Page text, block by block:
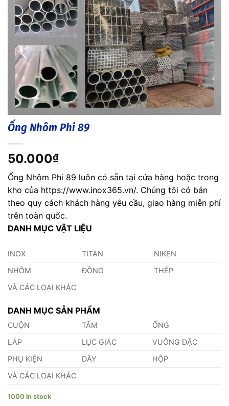
Ống Nhôm Phi 89
50.000₫
Ống Nhôm Phi 89 luôn có sẵn tại cửa hàng hoặc trong
kho của https://www.inox365.vn/. Chúng tôi có bán
theo quy cách khách hàng yêu cầu, giao hàng miễn phí
trên toàn quốc.
DANH MỤC VẬT LIỆU
INOX TITAN
NIKEN
NHÔM
ĐỒNG
THÉP
VÀ CÁC LOẠI KHÁC
DANH MỤC SẢN PHẨM
CUỘN TẤM
ỐNG
LÁP
LỤC GIÁC
VUÔNG ĐẶC
PHỤ KIỆN
DÂY
HỘP
VÀ CÁC LOẠI KHÁC
1000 in stock